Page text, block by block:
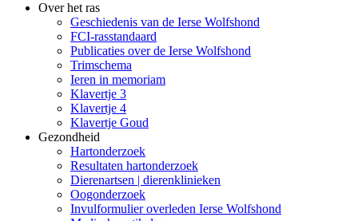
Over het ras
Geschiedenis van de Ierse Wolfshond
FCI-rasstandaard
Publicaties over de Ierse Wolfshond
Trimschema
Ieren in memoriam
Klavertje 3
Klavertje 4
Klavertje Goud
Gezondheid
Hartonderzoek
Resultaten hartonderzoek
Dierenartsen | dierenklinieken
Oogonderzoek
Invulformulier overleden Ierse Wolfshond